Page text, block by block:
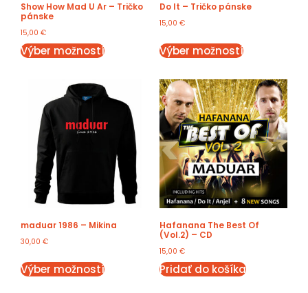
Show How Mad U Ar – Tričko
pánske
15,00 €
Výber možností
Do It – Tričko pánske
15,00 €
Výber možností
maduar 1986 – Mikina
30,00 €
Výber možností
Hafanana The Best Of
(Vol.2) – CD
15,00 €
Pridať do košíka